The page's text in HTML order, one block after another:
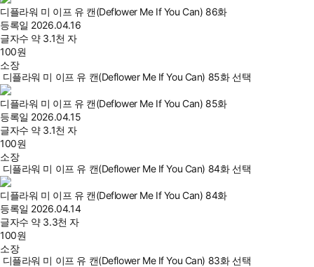
디플라워 미 이프 유 캔(Deflower Me If You Can) 86화
등록일 2026.04.16
글자수 약 3.1천 자
100원
소장
디플라워 미 이프 유 캔(Deflower Me If You Can) 85화 선택
디플라워 미 이프 유 캔(Deflower Me If You Can) 85화
등록일 2026.04.15
글자수 약 3.1천 자
100원
소장
디플라워 미 이프 유 캔(Deflower Me If You Can) 84화 선택
디플라워 미 이프 유 캔(Deflower Me If You Can) 84화
등록일 2026.04.14
글자수 약 3.3천 자
100원
소장
디플라워 미 이프 유 캔(Deflower Me If You Can) 83화 선택